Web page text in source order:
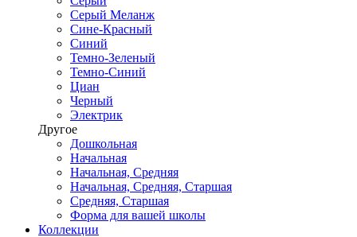
Серый Меланж
Сине-Красный
Синий
Темно-Зеленый
Темно-Синий
Циан
Черный
Электрик
Другое
Дошкольная
Начальная
Начальная, Средняя
Начальная, Средняя, Старшая
Средняя, Старшая
Форма для вашей школы
Коллекции